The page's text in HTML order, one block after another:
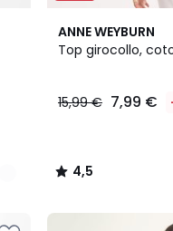
ANNE WEYBURN
Top girocollo,
15,99 € 7,99 €
4,5
/ 5
2
Colori
4,5
/